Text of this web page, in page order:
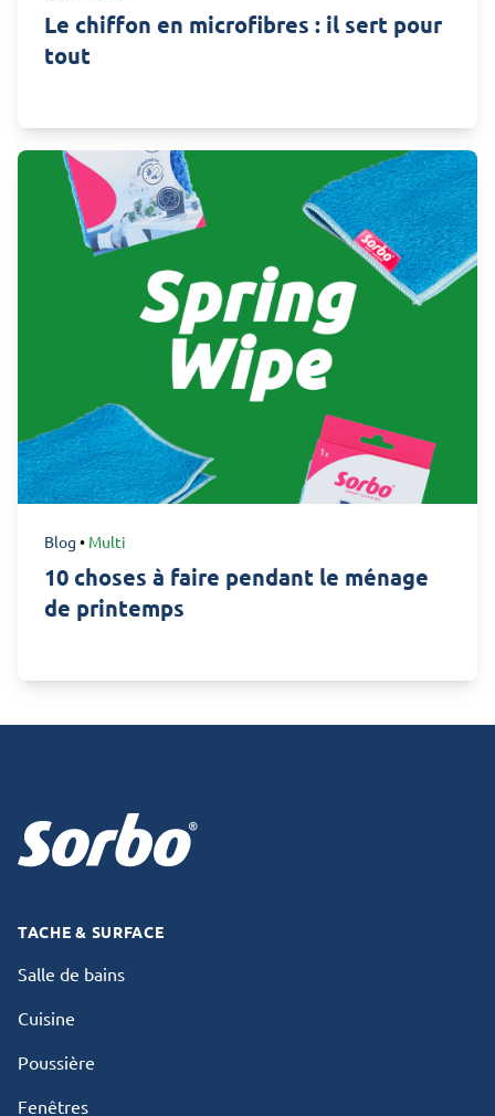
Le chiffon en microfibres : il sert pour
tout
Blog • Multi
10 choses à faire pendant le ménage
de printemps
TACHE & SURFACE
Salle de bains
Cuisine
Poussière
Fenêtres